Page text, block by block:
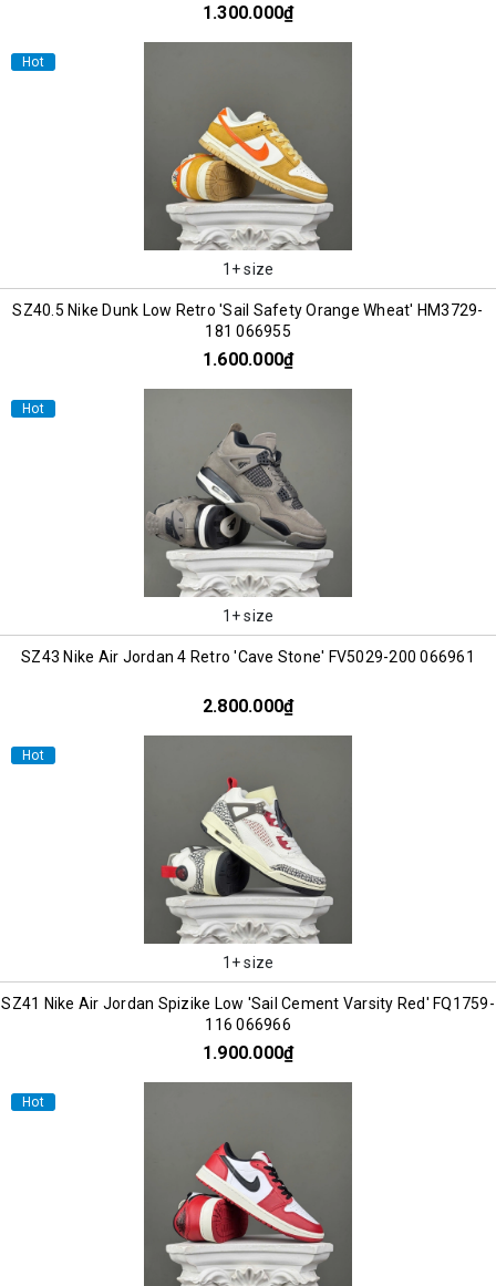
1.300.000₫
Hot
1+ size
SZ40.5 Nike Dunk Low Retro 'Sail Safety Orange Wheat' HM3729-
181 066955
1.600.000₫
Hot
1+ size
SZ43 Nike Air Jordan 4 Retro 'Cave Stone' FV5029-200 066961
2.800.000₫
Hot
1+ size
SZ41 Nike Air Jordan Spizike Low 'Sail Cement Varsity Red' FQ1759-
116 066966
1.900.000₫
Hot